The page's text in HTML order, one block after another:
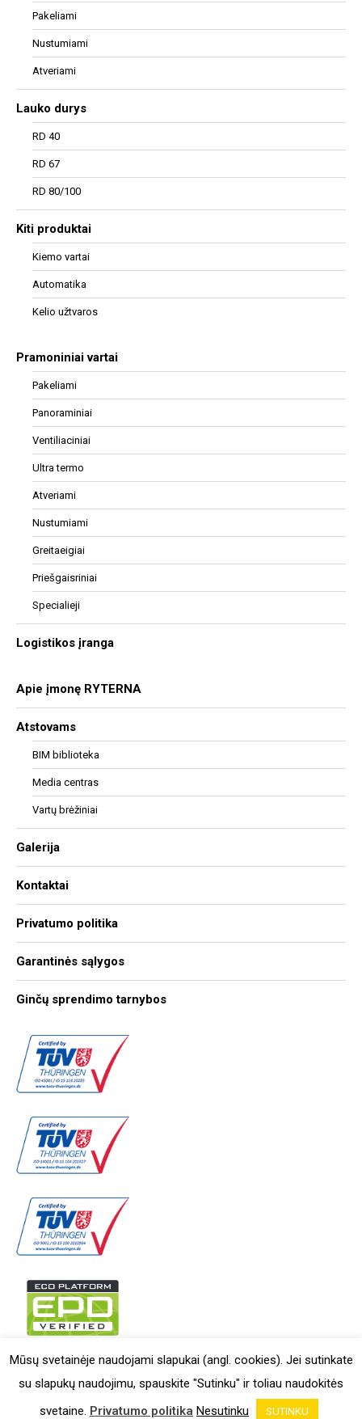
Pakeliami
Nustumiami
Atveriami
Lauko durys
RD 40
RD 67
RD 80/100
Kiti produktai
Kiemo vartai
Automatika
Kelio užtvaros
Pramoniniai vartai
Pakeliami
Panoraminiai
Ventiliaciniai
Ultra termo
Atveriami
Nustumiami
Greitaeigiai
Priešgaisriniai
Specialieji
Logistikos įranga
Apie įmonę RYTERNA
Atstovams
BIM biblioteka
Media centras
Vartų brėžiniai
Galerija
Kontaktai
Privatumo politika
Garantinės sąlygos
Ginčų sprendimo tarnybos
RYTERNA ®© 2026
Mūsų svetainėje naudojami slapukai (angl. cookies). Jei sutinkate
su slapukų naudojimu, spauskite "Sutinku" ir toliau naudokitės
svetaine. Privatumo politika Nesutinku SUTINKU